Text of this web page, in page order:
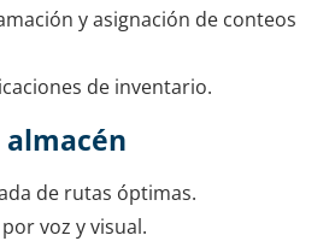
y asignación de conteos
de inventario.
almacén
de rutas óptimas.
voz y visual.